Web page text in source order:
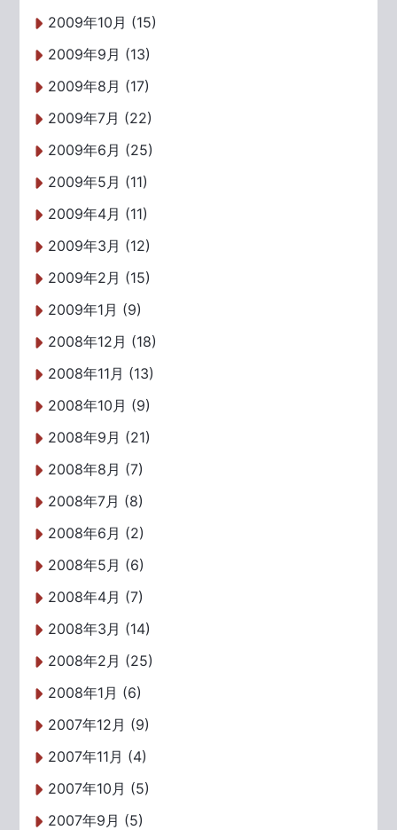
2009年10月 (15)
2009年9月 (13)
2009年8月 (17)
2009年7月 (22)
2009年6月 (25)
2009年5月 (11)
2009年4月 (11)
2009年3月 (12)
2009年2月 (15)
2009年1月 (9)
2008年12月 (18)
2008年11月 (13)
2008年10月 (9)
2008年9月 (21)
2008年8月 (7)
2008年7月 (8)
2008年6月 (2)
2008年5月 (6)
2008年4月 (7)
2008年3月 (14)
2008年2月 (25)
2008年1月 (6)
2007年12月 (9)
2007年11月 (4)
2007年10月 (5)
2007年9月 (5)